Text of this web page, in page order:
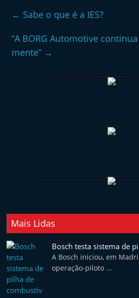
← Sabe o que é a IES?
“A BORG Automotive
mente” →
Mais Lidas
Bosch testa sistema de
A Bosch iniciou, em
operação-piloto ...